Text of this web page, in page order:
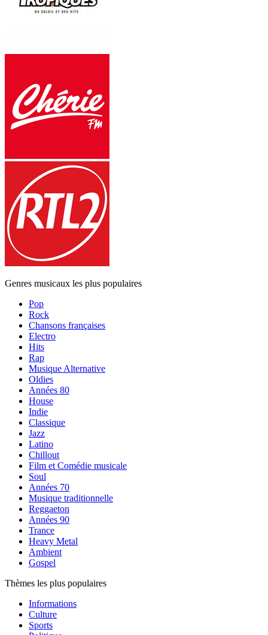
Genres musicaux les plus populaires
Pop
Rock
Chansons françaises
Electro
Hits
Rap
Musique Alternative
Oldies
Années 80
House
Indie
Classique
Jazz
Latino
Chillout
Film et Comédie musicale
Soul
Années 70
Musique traditionnelle
Reggaeton
Années 90
Trance
Heavy Metal
Ambient
Gospel
Thèmes les plus populaires
Informations
Culture
Sports